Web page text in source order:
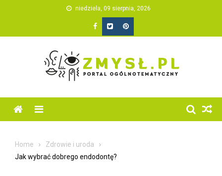
niedziela, 09 sierpnia, 2026
Home
Zdrowie i uroda
Jak wybrać dobrego endodontę?